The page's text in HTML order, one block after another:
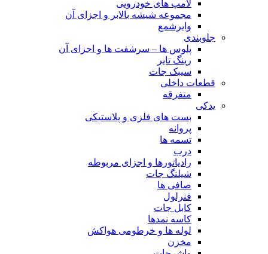
لامپ های خودرویی
مجموعه شیشه بالابر و اجزای آن
وایرشمع
جلوبندی
پلوس ها – سرشفت ها و اجزای آن
رینگ تایر
سیبک جات
قطعات داخلی
متفرقه
یدکی
بست های فلزی و پلاستیکی
پروانه
تسمه ها
درب
رادیاتورها و اجزای مربوطه
شیلنگ جات
صافی ها
فنرلول
کابل جات
کاسه نمدها
لوله ها و خرطومی هواکش
مخزن